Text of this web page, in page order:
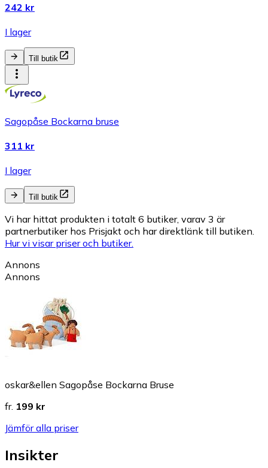
242 kr
I lager
Till butik
Sagopåse Bockarna bruse
311 kr
I lager
Till butik
Vi har hittat produkten i totalt 6 butiker, varav 3 är
partnerbutiker hos Prisjakt och har direktlänk till butiken.
Hur vi visar priser och butiker.
Annons
Annons
oskar&ellen Sagopåse Bockarna Bruse
fr. 199 kr
Jämför alla priser
Insikter